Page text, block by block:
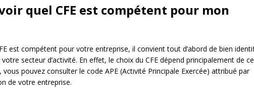
quel CFE est compétent pour mon
est compétent pour votre entreprise, il convient tout d’abord de bien
secteur d’activité. En effet, le choix du CFE dépend principalement de
vous pouvez consulter le code APE (Activité Principale Exercée) attribué par
de votre entreprise.